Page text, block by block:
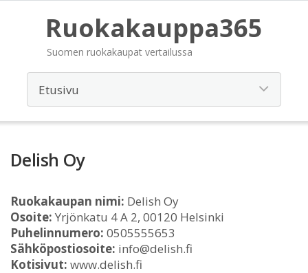
Ruokakauppa365
Suomen ruokakaupat vertailussa
Delish Oy
Ruokakaupan nimi: Delish Oy
Osoite: Yrjönkatu 4 A 2, 00120 Helsinki
Puhelinnumero: 0505555653
Sähköpostiosoite: info@delish.fi
Kotisivut: www.delish.fi